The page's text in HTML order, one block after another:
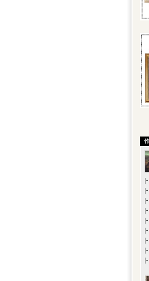
|-
|-
|-
|-
|-
|-
|-
|-
|-